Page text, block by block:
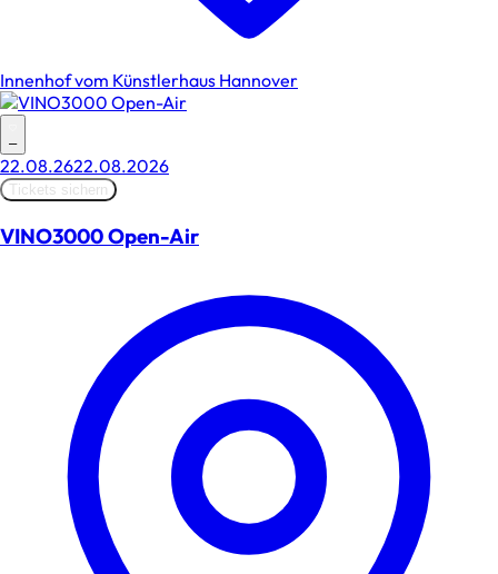
Innenhof vom Künstlerhaus Hannover
–
22.08.2622.08.2026
Tickets sichern
VINO3000 Open-Air